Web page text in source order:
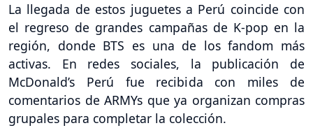
La llegada de estos juguetes a Perú coincide con
el regreso de grandes campañas de K-pop en la
región, donde BTS es una de los fandom más
activas. En redes sociales, la publicación de
McDonald’s Perú fue recibida con miles de
comentarios de ARMYs que ya organizan compras
grupales para completar la colección.